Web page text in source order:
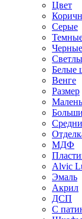
Цвет
Серые
Черные
Белые
Венге
Размер
МДФ
Alvic
Эмаль
Акрил
ДСП
С